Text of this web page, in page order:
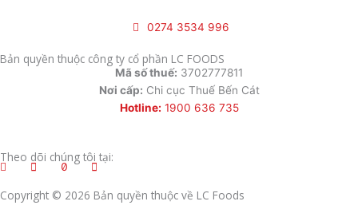
0274 3534 996
Bản quyền thuộc công ty cổ phần LC FOODS
Mã số thuế: 3702777811
Nơi cấp: Chi cục Thuế Bến Cát
Hotline: 1900 636 735
Theo dõi chúng tôi tại:
Copyright © 2026 Bản quyền thuộc về LC Foods